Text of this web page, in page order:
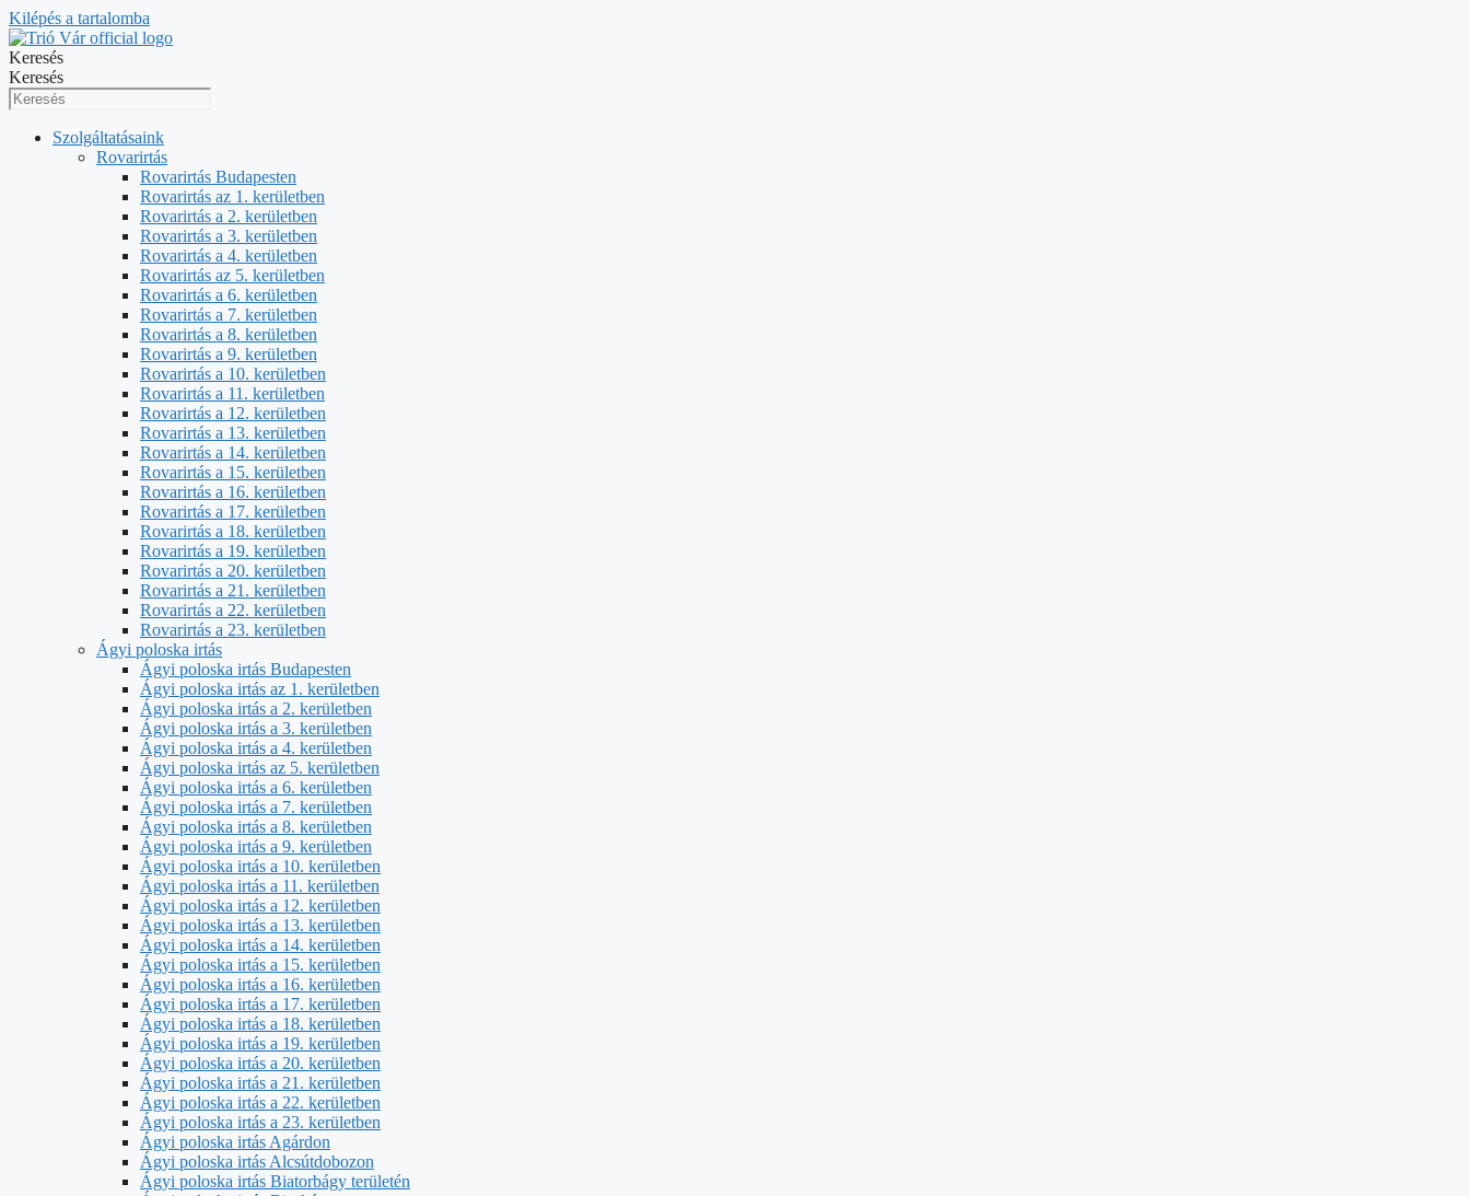
Kilépés a tartalomba
Keresés
Keresés
Szolgáltatásaink
Rovarirtás
Rovarirtás Budapesten
Rovarirtás az 1. kerületben
Rovarirtás a 2. kerületben
Rovarirtás a 3. kerületben
Rovarirtás a 4. kerületben
Rovarirtás az 5. kerületben
Rovarirtás a 6. kerületben
Rovarirtás a 7. kerületben
Rovarirtás a 8. kerületben
Rovarirtás a 9. kerületben
Rovarirtás a 10. kerületben
Rovarirtás a 11. kerületben
Rovarirtás a 12. kerületben
Rovarirtás a 13. kerületben
Rovarirtás a 14. kerületben
Rovarirtás a 15. kerületben
Rovarirtás a 16. kerületben
Rovarirtás a 17. kerületben
Rovarirtás a 18. kerületben
Rovarirtás a 19. kerületben
Rovarirtás a 20. kerületben
Rovarirtás a 21. kerületben
Rovarirtás a 22. kerületben
Rovarirtás a 23. kerületben
Ágyi poloska irtás
Ágyi poloska irtás Budapesten
Ágyi poloska irtás az 1. kerületben
Ágyi poloska irtás a 2. kerületben
Ágyi poloska irtás a 3. kerületben
Ágyi poloska irtás a 4. kerületben
Ágyi poloska irtás az 5. kerületben
Ágyi poloska irtás a 6. kerületben
Ágyi poloska irtás a 7. kerületben
Ágyi poloska irtás a 8. kerületben
Ágyi poloska irtás a 9. kerületben
Ágyi poloska irtás a 10. kerületben
Ágyi poloska irtás a 11. kerületben
Ágyi poloska irtás a 12. kerületben
Ágyi poloska irtás a 13. kerületben
Ágyi poloska irtás a 14. kerületben
Ágyi poloska irtás a 15. kerületben
Ágyi poloska irtás a 16. kerületben
Ágyi poloska irtás a 17. kerületben
Ágyi poloska irtás a 18. kerületben
Ágyi poloska irtás a 19. kerületben
Ágyi poloska irtás a 20. kerületben
Ágyi poloska irtás a 21. kerületben
Ágyi poloska irtás a 22. kerületben
Ágyi poloska irtás a 23. kerületben
Ágyi poloska irtás Agárdon
Ágyi poloska irtás Alcsútdobozon
Ágyi poloska irtás Biatorbágy területén